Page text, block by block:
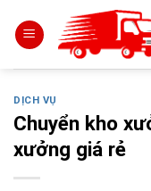
content
DỊCH VỤ
Chuyển kho
xưởng giá rẻ